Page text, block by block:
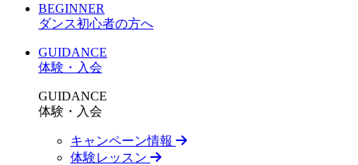
BEGINNER
ダンス初心者の方へ
GUIDANCE
体験・入会
GUIDANCE
体験・入会
キャンペーン情報
体験レッスン